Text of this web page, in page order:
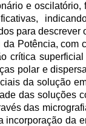
e
para
Potência, com
crítica
polar e
da solução
das soluções
das
incorporação da